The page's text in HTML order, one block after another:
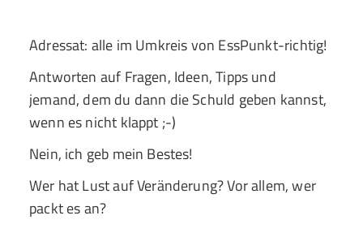
Adressat: alle im Umkreis von EssPunkt-richtig!
Antworten auf Fragen, Ideen, Tipps und
jemand, dem du dann die Schuld geben kannst,
wenn es nicht klappt ;-)
Nein, ich geb mein Bestes!
Wer hat Lust auf Veränderung? Vor allem, wer
packt es an?